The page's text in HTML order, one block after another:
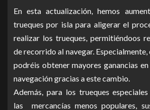
En esta actualización, hemos
trueques por isla para aligerar el
realizar los trueques, permitiéndoos
de recorrido al navegar. Especialmente,
podréis obtener mayores ganancias
navegación gracias a este cambio.
Además, para los trueques
las mercancías menos populares,